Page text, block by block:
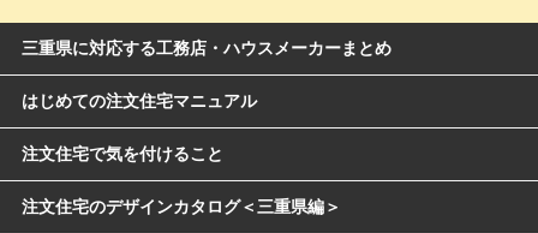
三重県に対応する工務店・ハウスメーカーまとめ
はじめての注文住宅マニュアル
注文住宅で気を付けること
注文住宅のデザインカタログ＜三重県編＞